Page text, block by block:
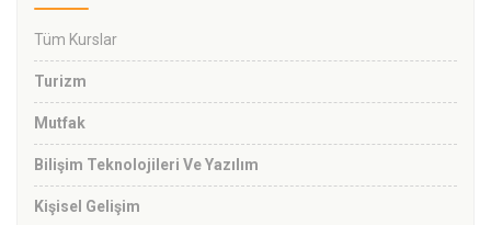
Tüm Kurslar
Turizm
Mutfak
Bilişim Teknolojileri Ve Yazılım
Kişisel Gelişim